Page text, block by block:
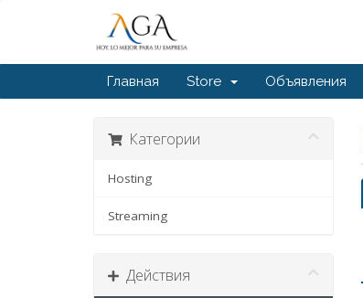
Главная Store Объявления
Категории
Hosting
Streaming
Действия